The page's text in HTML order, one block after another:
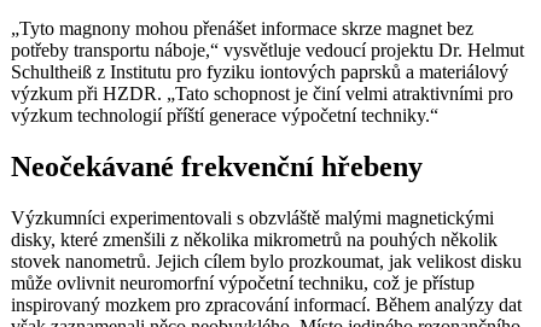
„Tyto magnony mohou přenášet informace skrze magnet bez
potřeby transportu náboje,“ vysvětluje vedoucí projektu Dr. Helmut
Schultheiß z Institutu pro fyziku iontových paprsků a materiálový
výzkum při HZDR. „Tato schopnost je činí velmi atraktivními pro
výzkum technologií příští generace výpočetní techniky.“
Neočekávané frekvenční hřebeny
Výzkumníci experimentovali s obzvláště malými magnetickými
disky, které zmenšili z několika mikrometrů na pouhých několik
stovek nanometrů. Jejich cílem bylo prozkoumat, jak velikost disku
může ovlivnit neuromorfní výpočetní techniku, což je přístup
inspirovaný mozkem pro zpracování informací. Během analýzy dat